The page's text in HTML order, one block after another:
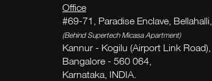
Office
#69-71, Paradise Enclave, Bellahalli,
(Behind Supertech Micasa Apartment)
Kannur - Kogilu (Airport Link Road),
Bangalore - 560 064,
Karnataka, INDIA.